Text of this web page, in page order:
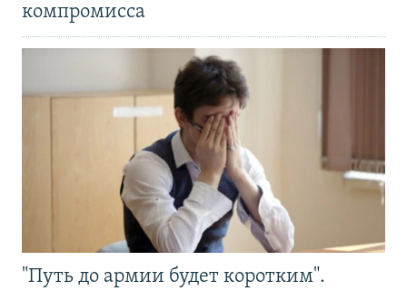
компромисса
"Путь до армии будет коротким".